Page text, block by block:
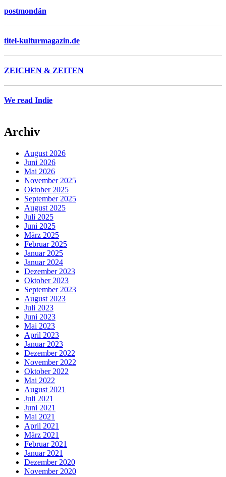
postmondän
titel-kulturmagazin.de
ZEICHEN & ZEITEN
We read Indie
Archiv
August 2026
Juni 2026
Mai 2026
November 2025
Oktober 2025
September 2025
August 2025
Juli 2025
Juni 2025
März 2025
Februar 2025
Januar 2025
Januar 2024
Dezember 2023
Oktober 2023
September 2023
August 2023
Juli 2023
Juni 2023
Mai 2023
April 2023
Januar 2023
Dezember 2022
November 2022
Oktober 2022
Mai 2022
August 2021
Juli 2021
Juni 2021
Mai 2021
April 2021
März 2021
Februar 2021
Januar 2021
Dezember 2020
November 2020